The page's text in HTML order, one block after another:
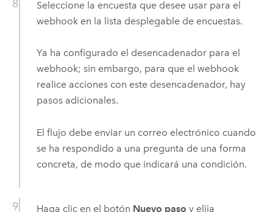
Seleccione la encuesta que desee usar para el
webhook en la lista desplegable de encuestas.
Ya ha configurado el desencadenador para el
webhook; sin embargo, para que el webhook
realice acciones con este desencadenador, hay
pasos adicionales.
El flujo debe enviar un correo electrónico cuando
se ha respondido a una pregunta de una forma
concreta, de modo que indicará una condición.
Haga clic en el botón Nuevo paso y elija